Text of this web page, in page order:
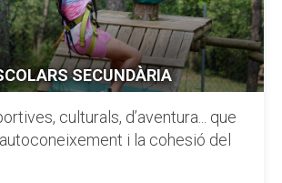
SECUNDÀRIA
culturals, d’aventura... que
i la cohesió del